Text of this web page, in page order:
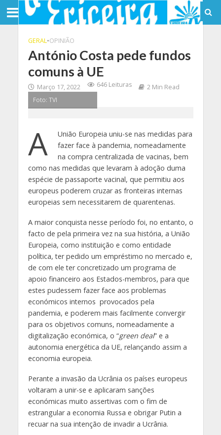
GERAL•OPINIÃO
António Costa pede fundos
comuns à UE
Março 17, 2022 646 Leituras
2 Min Read
Foto: TVI
A
União Europeia uniu-se nas medidas para
fazer face à pandemia, nomeadamente
na compra centralizada de vacinas, bem
como nas medidas que levaram à adoção duma
espécie de passaporte vacinal, que permitiu aos
europeus poderem cruzar as fronteiras internas
europeias sem necessitarem de quarentenas.
A maior conquista nesse período foi, no entanto, o
facto de pela primeira vez na sua história, a União
Europeia, como instituição e como entidade
política, ter pedido um empréstimo no mercado e,
de com ele ter concretizado um programa de
apoio financeiro aos Estados-membros, para que
estes pudessem fazer face aos problemas
económicos internos provocados pela
pandemia, e poderem mais facilmente convergir
para os objetivos comuns, nomeadamente a
digitalização económica, o “green deal” e a
autonomia energética da UE, relançando assim a
economia europeia.
Perante a invasão da Ucrânia os países europeus
voltaram a unir-se e aplicaram sanções
económicas muito assertivas com o fim de
estrangular a economia Russa e obrigar Putin a
recuar na sua intenção de invadir a Ucrânia.